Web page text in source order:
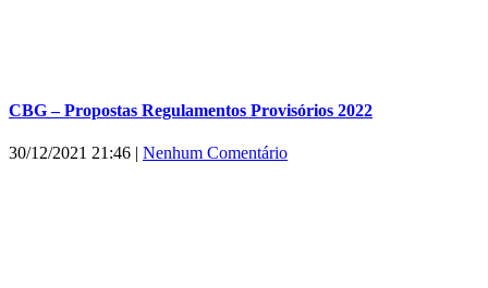
CBG – Propostas Regulamentos Provisórios 2022
30/12/2021 21:46 | Nenhum Comentário